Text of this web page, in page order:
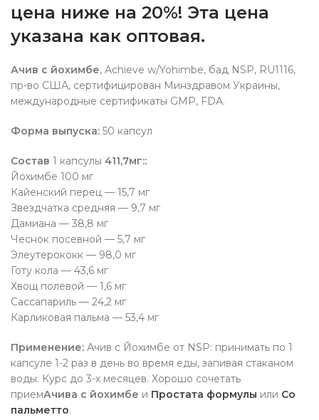
цена ниже на 20%! Эта цена
указана как оптовая.
Ачив с йохимбе, Achieve w/Yohimbe, бад NSP, RU1116,
пр-во США, сертифицирован Минздравом Украины,
международные сертификаты GMP, FDA.
Форма выпуска: 50 капсул
Состав 1 капсулы 411,7мг::
Йохимбе 100 мг
Кайенский перец — 15,7 мг
Звездчатка средняя — 9,7 мг
Дамиана — 38,8 мг
Чеснок посевной — 5,7 мг
Элеутерококк — 98,0 мг
Готу кола — 43,6 мг
Хвощ полевой — 1,6 мг
Сассапариль — 24,2 мг
Карликовая пальма — 53,4 мг
Применение: Ачив с Йохимбе от NSP: принимать по 1
капсуле 1-2 раз в день во время еды, запивая стаканом
воды. Курс до 3-х месяцев. Хорошо сочетать
приемАчива с йохимбе и Простата формулы или Со
пальметто.